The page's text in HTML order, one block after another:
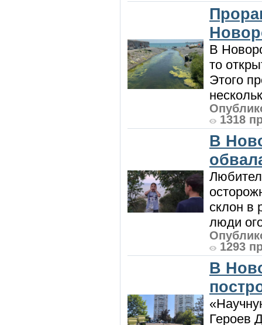
В
то
Этого
1318
В
склон в
люди
1293
В
Героев